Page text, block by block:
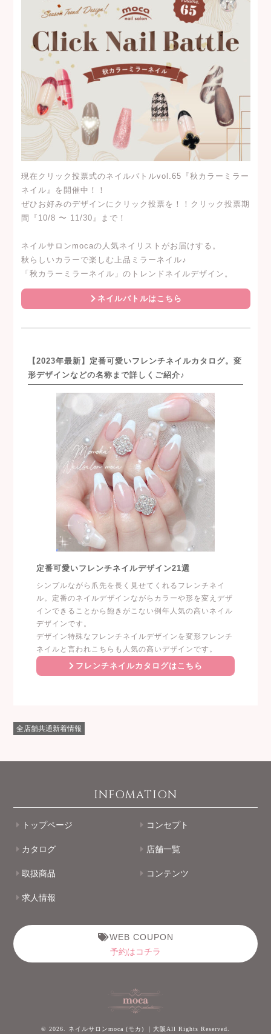
現在クリック投票式のネイルバトルvol.65『秋カラーミラー
ネイル』を開催中！！
ぜひお好みのデザインにクリック投票を！！クリック投票期
間『10/8 〜 11/30』まで！
ネイルサロンmocaの人気ネイリストがお届けする。
秋らしいカラーで楽しむ上品ミラーネイル♪
「秋カラーミラーネイル」のトレンドネイルデザイン。
ネイルバトルはこちら
【2023年最新】定番可愛いフレンチネイルカタログ。変
形デザインなどの名称まで詳しくご紹介♪
定番可愛いフレンチネイルデザイン21選
シンプルながら爪先を長く見せてくれるフレンチネイ
ル。定番のネイルデザインながらカラーや形を変えデザ
インできることから飽きがこない例年人気の高いネイル
デザインです。
デザイン特殊なフレンチネイルデザインを変形フレンチ
ネイルと言われこちらも人気の高いデザインです。
フレンチネイルカタログはこちら
全店舗共通新着情報
INFOMATION
トップページ コンセプト
カタログ 店舗一覧
取扱商品 コンテンツ
求人情報
WEB COUPON
予約はコチラ
© 2026. ネイルサロンmoca (モカ) ｜大阪All Rights Reserved.